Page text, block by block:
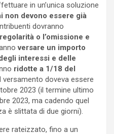
in un’unica soluzione
non devono essere già
dovranno
o l’omissione e
versare un importo
interessi e delle
ridotte a 1/18 del
versamento doveva essere
2023 (il termine ultimo
2023, ma cadendo quel
è slittata di due giorni).
rateizzato, fino a un